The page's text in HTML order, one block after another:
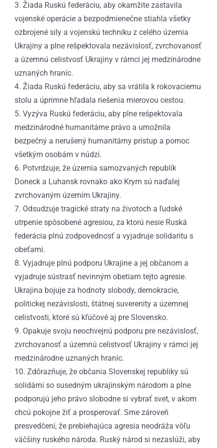
3. Žiada Ruskú federáciu, aby okamžite zastavila
vojenské operácie a bezpodmienečne stiahla všetky
ozbrojené sily a vojenskú techniku z celého územia
Ukrajiny a plne rešpektovala nezávislosť, zvrchovanosť
a územnú celistvosť Ukrajiny v rámci jej medzinárodne
uznaných hraníc.
4. Žiada Ruskú federáciu, aby sa vrátila k rokovaciemu
stolu a úprimne hľadala riešenia mierovou cestou.
5. Vyzýva Ruskú federáciu, aby plne rešpektovala
medzinárodné humanitárne právo a umožnila
bezpečný a nerušený humanitárny prístup a pomoc
všetkým osobám v núdzi.
6. Potvrdzuje, že územia samozvaných republík
Doneck a Luhansk rovnako ako Krym sú naďalej
zvrchovaným územím Ukrajiny.
7. Odsudzuje tragické straty na životoch a ľudské
utrpenie spôsobené agresiou, za ktorú nesie Ruská
federácia plnú zodpovednosť a vyjadruje solidaritu s
obeťami.
8. Vyjadruje plnú podporu Ukrajine a jej občanom a
vyjadruje sústrasť nevinným obetiam tejto agresie.
Ukrajina bojuje za hodnoty slobody, demokracie,
politickej nezávislosti, štátnej suverenity a územnej
celistvosti, ktoré sú kľúčové aj pre Slovensko.
9. Opakuje svoju neochvejnú podporu pre nezávislosť,
zvrchovanosť a územnú celistvosť Ukrajiny v rámci jej
medzinárodne uznaných hraníc.
10. Zdôrazňuje, že občania Slovenskej republiky sú
solidárni so susedným ukrajinským národom a plne
podporujú jeho právo slobodne si vybrať svet, v akom
chcú pokojne žiť a prosperovať. Sme zároveň
presvedčení, že prebiehajúca agresia neodráža vôľu
väčšiny ruského národa. Ruský národ si nezaslúži, aby